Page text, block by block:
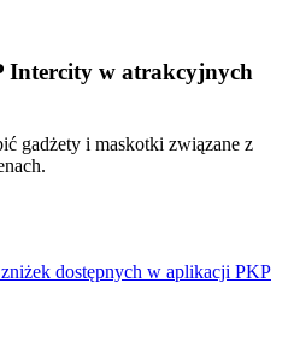
Intercity w atrakcyjnych
gadżety i maskotki związane z
dostępnych w aplikacji PKP